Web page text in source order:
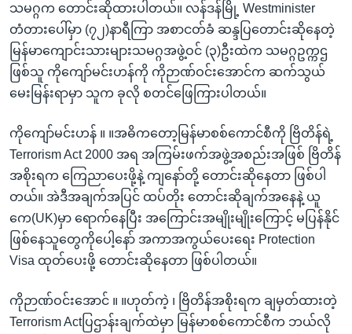
သမဂ္ဂက တောင်းဆိုထားပါတယ်။ လန်ဒန်မြို့ Westminister
တံတားပေါ်မှာ (၇၂)နာရီကြာ အစာငတ်ခံ ဆန္ဒပြတောင်းဆိုနေတဲ့
မြန်မာကျောင်းသားများသမဂ္ဂအဖွဲ့ဝင် (၃)ဦးထဲက သမဂ္ဂဥက္ကဌ
ဖြစ်သူ ကိုကျော်မင်းဟန်ကို ကိုဉာဏ်ဝင်းအောင်က ဆက်သွယ်
မေးမြန်းရာမှာ သူက ခုလို စတင်ဖြေကြားပါတယ်။
ကိုကျော်မင်းဟန် ။ ။အဓိကတော့မြန်မာစစ်ကောင်စီကို ဗြိတိန်ရဲ့
Terrorism Act 2000 အရ အကြမ်းဖက်အဖွဲ့အစည်းအဖြစ် ဗြိတိန်
အစိုးရက ကြေညာပေးဖို့နဲ့ ကျနော်တို့ တောင်းဆိုနေတာ ဖြစ်ပါ
တယ်။ အဲဒီအချက်အပြင် ထပ်တိုး တောင်းဆိုချက်အနေနဲ့ ယူ
ကေ(UK)မှာ ရောက်နေပြီး အကြောင်းအမျိုးမျိုးကြောင့် မပြန်နိုင်
ဖြစ်နေသူတွေကိုပေါ့နော် အကာအကွယ်ပေးရေး Protection
Visa ထုတ်ပေးဖို့ တောင်းဆိုနေတာ ဖြစ်ပါတယ်။
ကိုဉာဏ်ဝင်းအောင် ။ ။ဟုတ်ကဲ့ ၊ ဗြိတိန်အစိုးရက ချမှတ်ထားတဲ့
Terrorism Actပြဌာန်းချက်ထဲမှာ မြန်မာစစ်ကောင်စီက ဘယ်လို